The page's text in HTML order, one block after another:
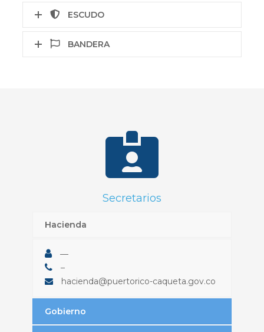
ESCUDO
BANDERA
Secretarios
Hacienda
—
–
hacienda@puertorico-caqueta.gov.co
Gobierno